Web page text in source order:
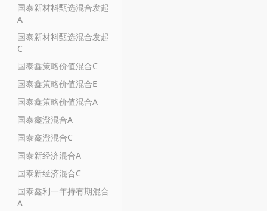
国泰新材料甄选混合发起
A
国泰新材料甄选混合发起
C
国泰鑫策略价值混合C
国泰鑫策略价值混合E
国泰鑫策略价值混合A
国泰鑫澄混合A
国泰鑫澄混合C
国泰新经济混合A
国泰新经济混合C
国泰鑫利一年持有期混合
A